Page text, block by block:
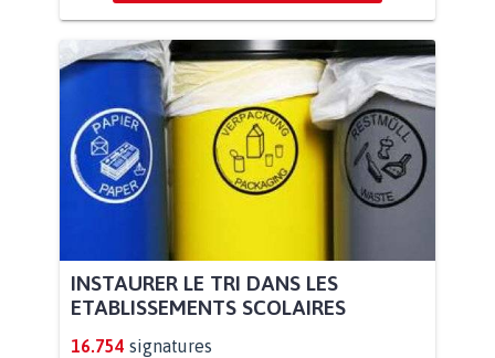
INSTAURER LE TRI DANS LES
ETABLISSEMENTS SCOLAIRES
16.754 signatures